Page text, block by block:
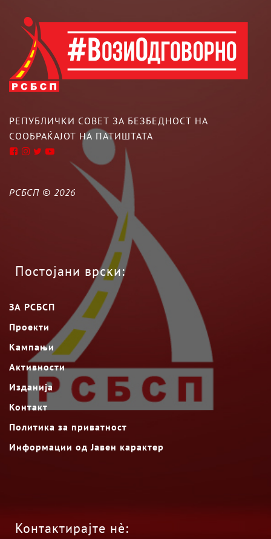
РЕПУБЛИЧКИ СОВЕТ ЗА БЕЗБЕДНОСТ НА
СООБРАЌАЈОТ НА ПАТИШТАТА
РСБСП © 2026
Постојани врски:
ЗА РСБСП
Проекти
Кампањи
Активности
Изданија
Контакт
Политика за приватност
Информации од Јавен карактер
Контактирајте нè: